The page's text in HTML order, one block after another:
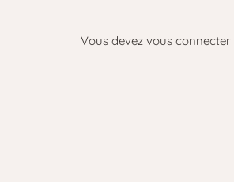
Vous devez vous connecter